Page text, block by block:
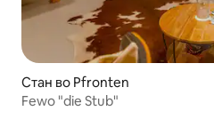
Стан во Pfronten
Fewo "die Stub"